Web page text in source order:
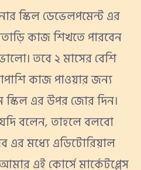
স্কিল ডেভেলপমেন্ট এর
কাজ শিখতে পারবেন
তবে ২ মাসের বেশি
কাজ পাওয়ার জন্য
এর উপর জোর দিন।
বলেন, তাহলে বলবো
এর মধ্যে এডিটোরিয়াল
এই কোর্সে মার্কেটপ্লেস